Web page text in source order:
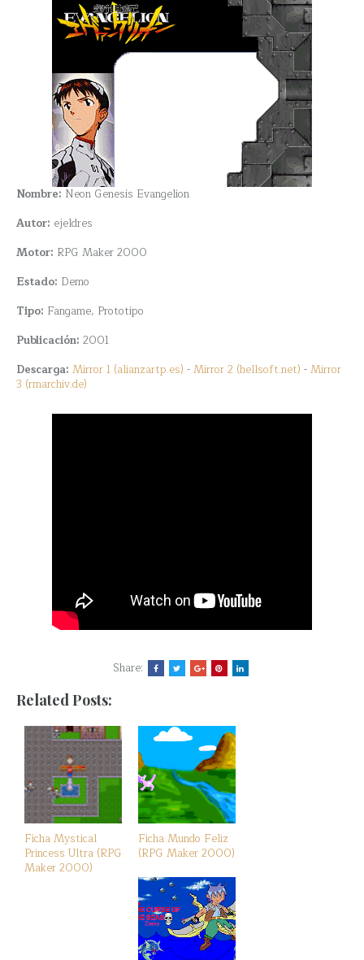
Nombre: Neon Genesis Evangelion
Autor: ejeldres
Motor: RPG Maker 2000
Estado: Demo
Tipo: Fangame, Prototipo
Publicación: 2001
Descarga: Mirror 1 (alianzartp.es) -Mirror 2 (hellsoft.net) -Mirror
3 (rmarchiv.de)
Share:
Related Posts:
Ficha Mystical
Princess Ultra (RPG
Maker 2000)
Ficha Mundo Feliz
(RPG Maker 2000)